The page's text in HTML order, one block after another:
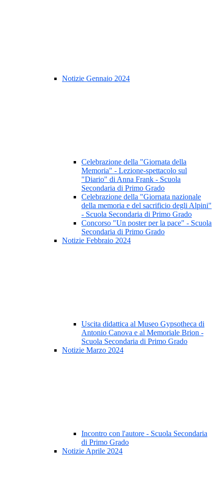
Notizie Gennaio 2024
Celebrazione della "Giornata della
Memoria" - Lezione-spettacolo sul
"Diario" di Anna Frank - Scuola
Secondaria di Primo Grado
Celebrazione della "Giornata nazionale
della memoria e del sacrificio degli Alpini"
- Scuola Secondaria di Primo Grado
Concorso "Un poster per la pace" - Scuola
Secondaria di Primo Grado
Notizie Febbraio 2024
Uscita didattica al Museo Gypsotheca di
Antonio Canova e al Memoriale Brion -
Scuola Secondaria di Primo Grado
Notizie Marzo 2024
Incontro con l'autore - Scuola Secondaria
di Primo Grado
Notizie Aprile 2024